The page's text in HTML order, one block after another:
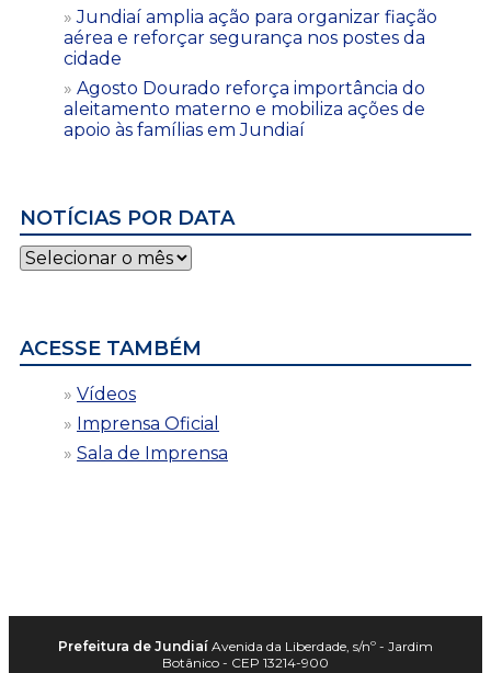
Jundiaí amplia ação para organizar fiação
aérea e reforçar segurança nos postes da
cidade
Agosto Dourado reforça importância do
aleitamento materno e mobiliza ações de
apoio às famílias em Jundiaí
NOTÍCIAS POR DATA
Notícias
por
ACESSE TAMBÉM
Vídeos
Imprensa Oficial
Sala de Imprensa
Prefeitura de Jundiaí Avenida da Liberdade, s/nº - Jardim
Botânico - CEP 13214-900